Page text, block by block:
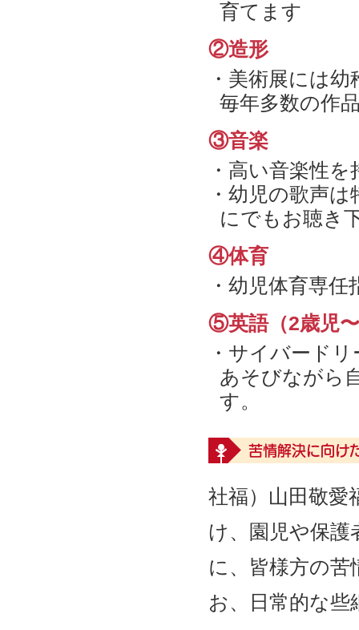
育てます
②造形
・美術展には
毎年多数の作
③音楽
・高い音楽性
・幼児の歌声
にでもお聴き
④体育
・幼児体育専
⑤英語（2歳児
・サイバード
あそびながら
す。
苦情解決に向け
社福）山田敬愛
け、園児や保
に、皆様方の
お、日常的な些